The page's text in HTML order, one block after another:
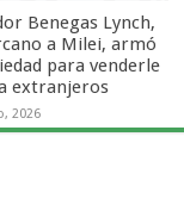
Benegas Lynch,
a Milei, armó
para venderle
extranjeros
2026